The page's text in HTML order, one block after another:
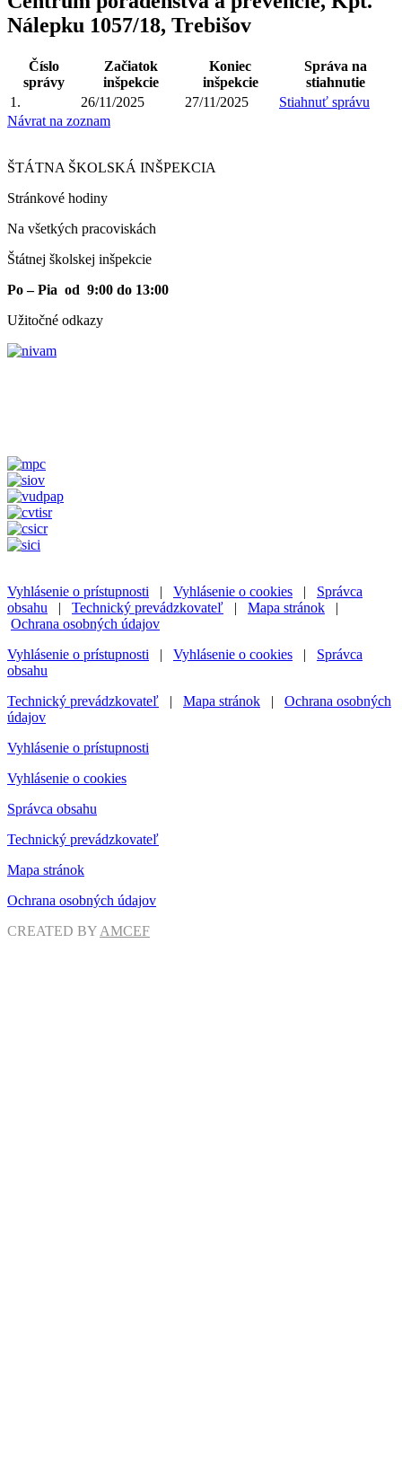
Nálepku 1057/18, Trebišov
Číslo
správy
Začiatok
inšpekcie
Koniec
inšpekcie
Správa na
stiahnutie
1.
26/11/2025 27/11/2025
Stiahnuť správu
Návrat na zoznam
ŠTÁTNA ŠKOLSKÁ INŠPEKCIA
Stránkové hodiny​
Na všetkých pracoviskách
Štátnej školskej inšpekcie
Po – Pia od 9:00 do 13:00
Užitočné odkazy
Vyhlásenie o prístupnosti | Vyhlásenie o cookies | Správca
obsahu | Technický prevádzkovateľ | Mapa stránok |
Ochrana osobných údajov
Vyhlásenie o prístupnosti | Vyhlásenie o cookies | Správca
obsahu
Technický prevádzkovateľ | Mapa stránok | Ochrana osobných
údajov
Vyhlásenie o prístupnosti
Vyhlásenie o cookies
Správca obsahu
Technický prevádzkovateľ
Mapa stránok
Ochrana osobných údajov
CREATED BY AMCEF